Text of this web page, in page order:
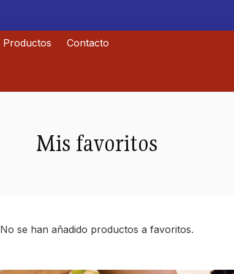
Productos Contacto
Mis favoritos
No se han añadido productos a favoritos.